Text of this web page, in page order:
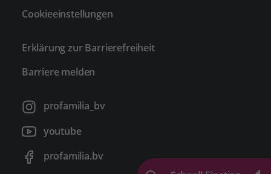
Cookieeinstellungen
Erklärung zur Barrierefreiheit
Barriere melden
profamilia_bv
youtube
profamilia.bv